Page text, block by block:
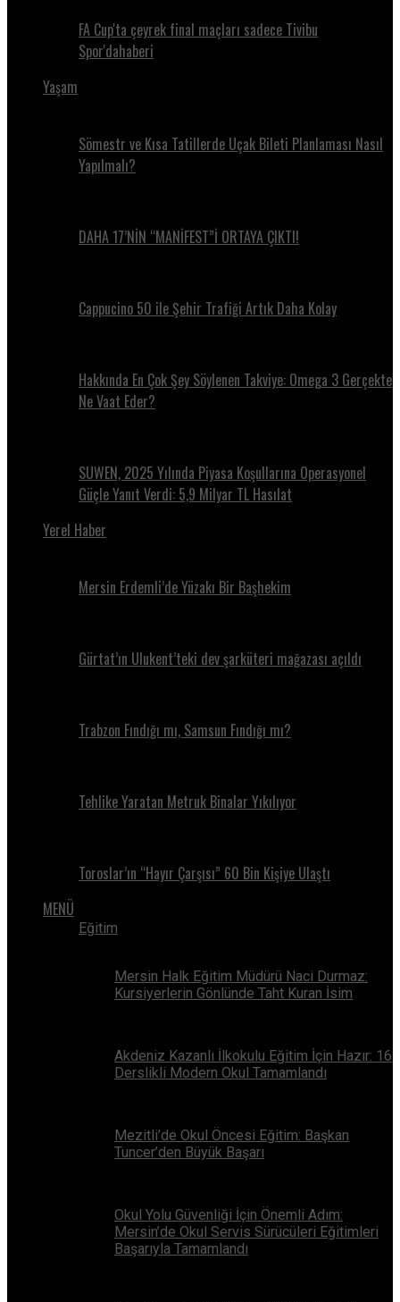
FA Cup'ta çeyrek final maçları sadece Tivibu
Spor'dahaberi
Yaşam
Sömestr ve Kısa Tatillerde Uçak Bileti Planlaması Nasıl
Yapılmalı?
DAHA 17’NİN “MANİFEST”İ ORTAYA ÇIKTI!
Cappucino 50 ile Şehir Trafiği Artık Daha Kolay
Hakkında En Çok Şey Söylenen Takviye: Omega 3 Gerçekte
Ne Vaat Eder?
SUWEN, 2025 Yılında Piyasa Koşullarına Operasyonel
Güçle Yanıt Verdi: 5,9 Milyar TL Hasılat
Yerel Haber
Mersin Erdemli’de Yüzakı Bir Başhekim
Gürtat’ın Ulukent’teki dev şarküteri mağazası açıldı
Trabzon Fındığı mı, Samsun Fındığı mı?
Tehlike Yaratan Metruk Binalar Yıkılıyor
Toroslar’ın “Hayır Çarşısı” 60 Bin Kişiye Ulaştı
MENÜ
Eğitim
Mersin Halk Eğitim Müdürü Naci Durmaz:
Kursiyerlerin Gönlünde Taht Kuran İsim
Akdeniz Kazanlı İlkokulu Eğitim İçin Hazır: 16
Derslikli Modern Okul Tamamlandı
Mezitli’de Okul Öncesi Eğitim: Başkan
Tuncer’den Büyük Başarı
Okul Yolu Güvenliği İçin Önemli Adım:
Mersin’de Okul Servis Sürücüleri Eğitimleri
Başarıyla Tamamlandı